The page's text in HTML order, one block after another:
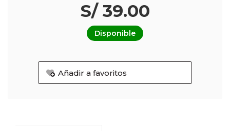
S/ 39.00
Disponible
Añadir a favoritos